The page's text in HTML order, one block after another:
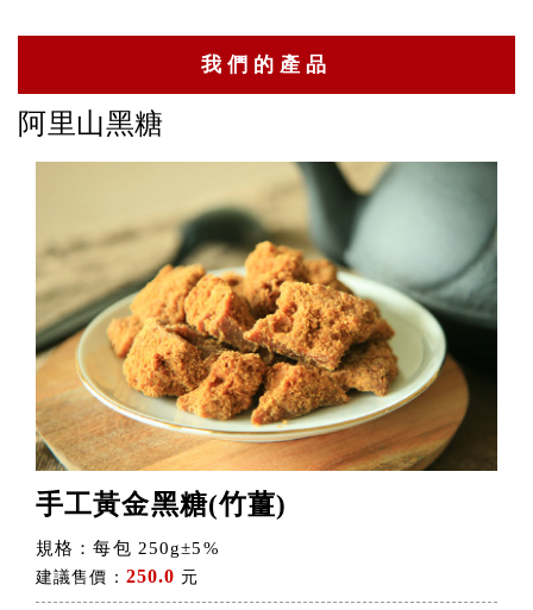
我們的產品
阿里山黑糖
轎篙筍-石篙筍
梅嶺-梅子梅汁
佳葉龍茶 Gaba tea
阿里山黑糖
手工黃金黑糖(竹薑)
規格：每包 250g±5%
建議售價： 250.0 元